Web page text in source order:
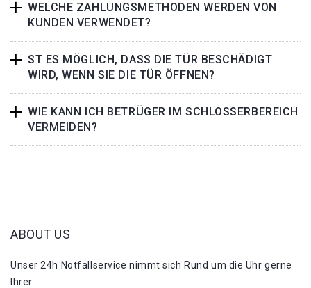
WELCHE ZAHLUNGSMETHODEN WERDEN VON
KUNDEN VERWENDET?
ST ES MÖGLICH, DASS DIE TÜR BESCHÄDIGT
WIRD, WENN SIE DIE TÜR ÖFFNEN?
WIE KANN ICH BETRÜGER IM SCHLOSSERBEREICH
VERMEIDEN?
ABOUT US
Unser 24h Notfallservice nimmt sich Rund um die Uhr gerne
Ihrer